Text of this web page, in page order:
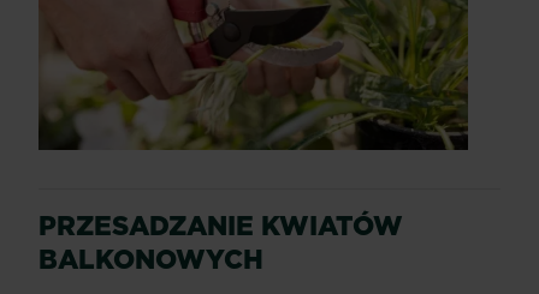
PRZESADZANIE KWIATÓW
BALKONOWYCH